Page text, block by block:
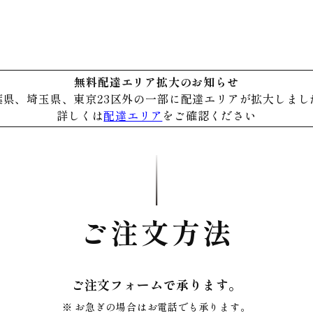
無料配達エリア拡大のお知らせ
、埼玉県、東京23区外の一部に配達エリアが拡大しま
詳しくは配達エリア をご確認ください
ご注文方法
ご注文フォームで承ります。
お急ぎの場合はお電話でも承ります。